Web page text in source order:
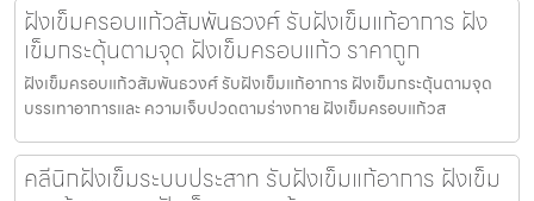
ฝังเข็มครอบแก้วสัมพันธวงศ์ รับฝังเข็มแก้อาการ ฝัง
เข็มกระตุ้นตามจุด ฝังเข็มครอบแก้ว ราคาถูก
ฝังเข็มครอบแก้วสัมพันธวงศ์ รับฝังเข็มแก้อาการ ฝังเข็มกระตุ้นตามจุด
บรรเทาอาการและ ความเจ็บปวดตามร่างกาย ฝังเข็มครอบแก้วส
คลีนิกฝังเข็มระบบประสาท รับฝังเข็มแก้อาการ ฝังเข็ม